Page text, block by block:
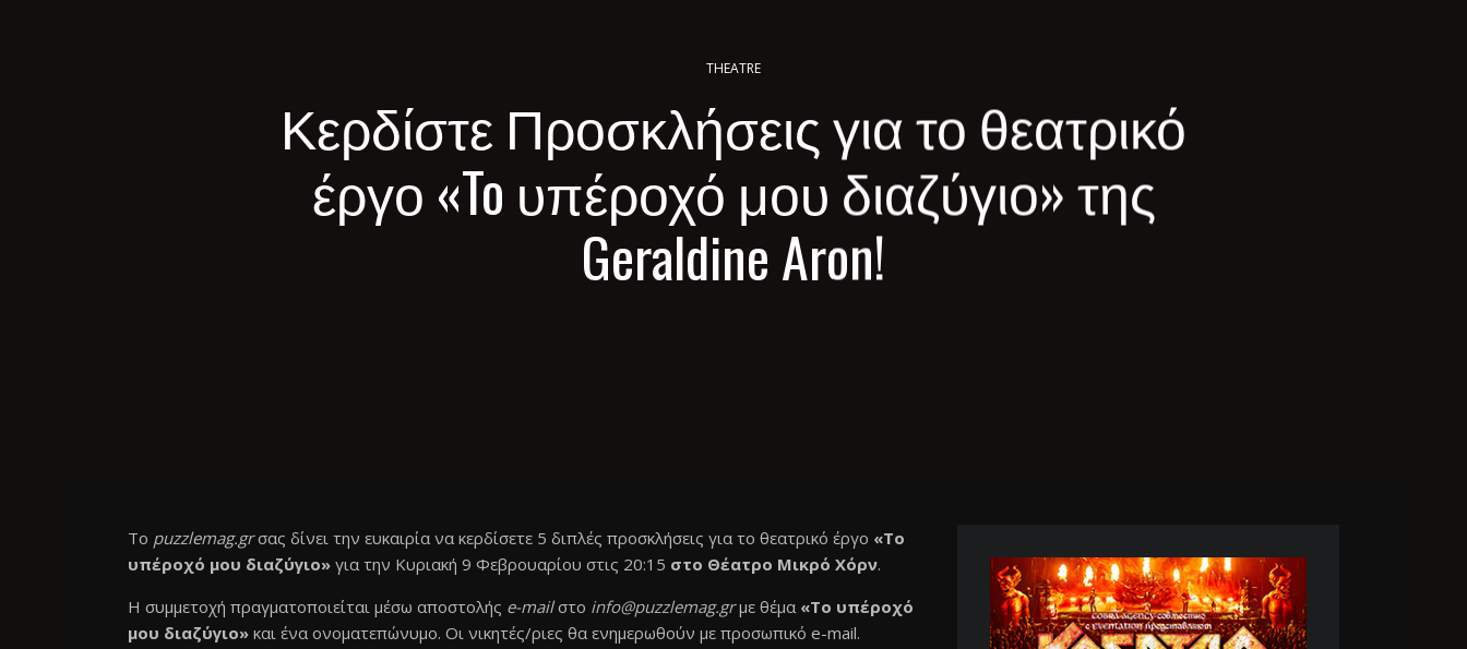
THEATRE
Κερδίστε Προσκλήσεις για το θεατρικό
έργο «To υπέροχό μου διαζύγιο» της
Geraldine Aron!
Το puzzlemag.grσας δίνει την ευκαιρία να κερδίσετε 5 διπλές προσκλήσεις για το θεατρικό έργο «To
υπέροχό μου διαζύγιο» για την Κυριακή 9 Φεβρουαρίου στις 20:15 στο Θέατρο Μικρό Χόρν.
Η συμμετοχή πραγματοποιείται μέσω αποστολής e-mailστο info@puzzlemag.grμε θέμα «To υπέροχό
μου διαζύγιο» και ένα ονοματεπώνυμο. Οι νικητές/ριες θα ενημερωθούν με προσωπικό e-mail.